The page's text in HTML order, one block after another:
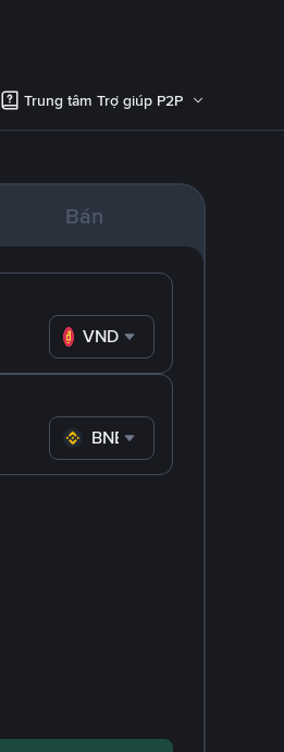
Trung tâm Trợ giúp P2P
Bán
VND
BNB